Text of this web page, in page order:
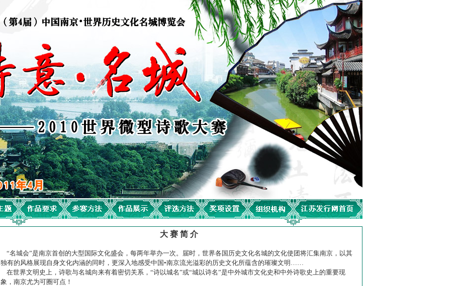
大 赛 简 介
“名城会”是南京首创的大型国际文化盛会，每两年举办一次。届时，世界各国历史文化名城的文化使团将汇集南京，以其
独有的风格展现自身文化内涵的同时，更深入地感受中国•南京流光溢彩的历史文化所蕴含的璀璨文明……
在世界文明史上，诗歌与名城向来有着密切关系，“诗以城名”或“城以诗名”是中外城市文化史和中外诗歌史上的重要现
象，南京尤为可圈可点！